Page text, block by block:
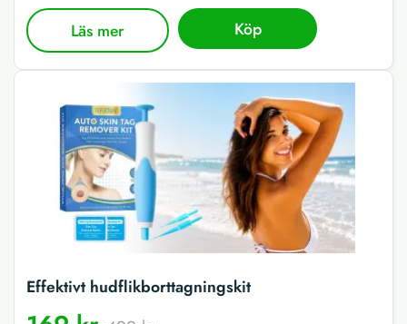
Läs mer Köp
Effektivt hudflikborttagningskit